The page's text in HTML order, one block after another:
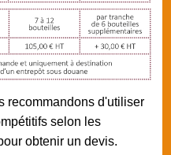
recommandons d'utiliser
selon les
obtenir un devis.